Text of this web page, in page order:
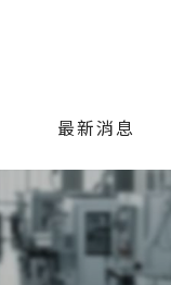
最新消息